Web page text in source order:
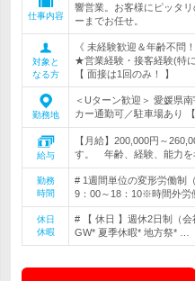
仕事内容
響営業。お客様にピッタ
ーまでお任せ。
対象と
なる方
《 未経験歓迎＆年齢不問
★営業経験・接客経験(特
【 面接は1回のみ！ 】
勤務地
＜Uターン歓迎＞ 愛媛県
カー通勤可／駐車場あり
給与
【月給】200,000円～
す。 年齢、経験、能力を
勤務
時間
# 1週間単位の変形労働制
9：00～18：10※時間外労
休日
休暇
# 【 休日 】週休2日制（
GW* 夏季休暇* 地方祭* …